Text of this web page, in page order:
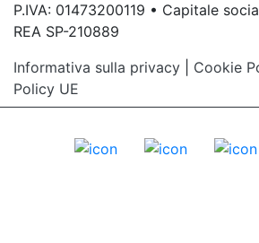
P.IVA: 01473200119 • Capitale
REA SP-210889
Informativa sulla privacy
Cookie
Policy UE